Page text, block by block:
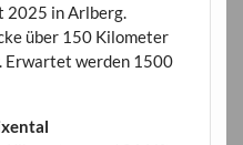
2025 in Arlberg.
über 150 Kilometer
Erwartet werden 1500